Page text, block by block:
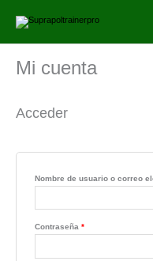
Mi cuenta
Acceder
Nombre de usuario o correo
Contraseña *